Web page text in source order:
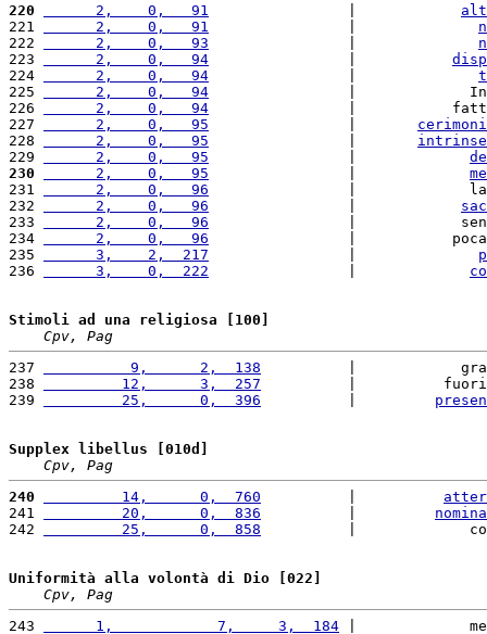
220
      2,    0,   91
221
      2,    0,   91
222
      2,    0,   93
223
      2,    0,   94
224
      2,    0,   94
225
      2,    0,   94
|
226
      2,    0,   94
|
227
      2,    0,   95
228
      2,    0,   95
229
      2,    0,   95
230
      2,    0,   95
231
      2,    0,   96
|
232
      2,    0,   96
233
      2,    0,   96
|
234
      2,    0,   96
|
235
      3,    2,  217
236
      3,    0,  222
Stimoli ad una religiosa [100]
Cpv, Pag
237
          9,      2,  138
|
238
         12,      3,  257
|
239
         25,      0,  396
Supplex libellus [010d]
Cpv, Pag
240
         14,      0,  760
241
         20,      0,  836
242
         25,      0,  858
|
Uniformità alla volontà di Dio [022]
Cpv, Pag
243
      1,            7,     3,  184
|